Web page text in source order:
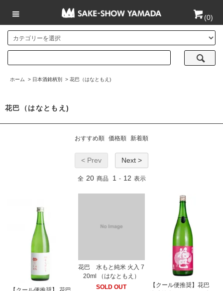
(0)
ホーム > 日本酒銘柄別 > 花巴（はなともえ)
花巴（はなともえ)
おすすめ順 価格順 新着順
< Prev Next >
全 20 商品 1 - 12 表示
花巴 水もと純米 火入 7
20ml （はなともえ）
SOLD OUT
【クール便推奨】花巴